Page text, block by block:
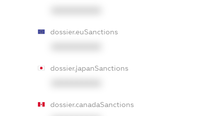
dossier.euSanctions
dossier.japanSanctions
dossier.canadaSanctions